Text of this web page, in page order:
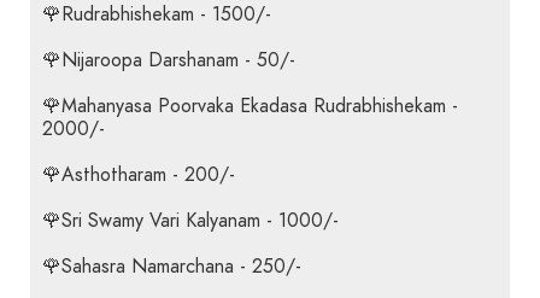
🌹Rudrabhishekam - 1500/-
🌹Nijaroopa Darshanam - 50/-
🌹Mahanyasa Poorvaka Ekadasa Rudrabhishekam -
2000/-
🌹Asthotharam - 200/-
🌹Sri Swamy Vari Kalyanam - 1000/-
🌹Sahasra Namarchana - 250/-